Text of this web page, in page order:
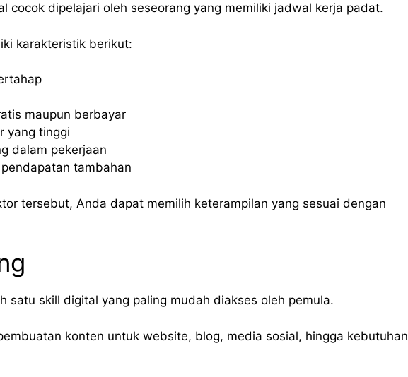
cocok dipelajari oleh seseorang yang memiliki jadwal kerja padat.
karakteristik berikut:
maupun berbayar
yang tinggi
dalam pekerjaan
tambahan
tersebut, Anda dapat memilih keterampilan yang sesuai dengan
satu skill digital yang paling mudah diakses oleh pemula.
konten untuk website, blog, media sosial, hingga kebutuhan